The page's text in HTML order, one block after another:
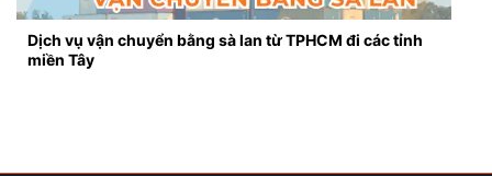
Dịch vụ vận chuyển bằng sà lan từ TPHCM đi các tỉnh
miền Tây